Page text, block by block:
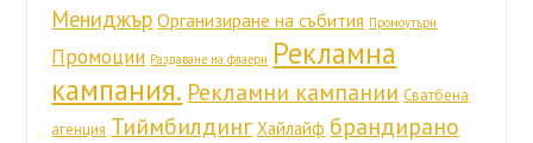
Мениджър Организиране на събития Промоутъри
Промоции Раздаване на флаери Рекламна
кампания. Рекламни кампании Сватбена
агенция Тиймбилдинг Хайлайф брандирано